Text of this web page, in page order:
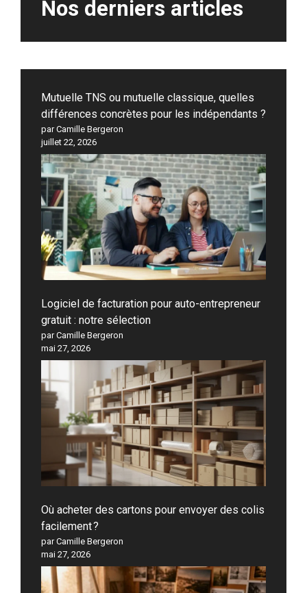
Nos derniers articles
Mutuelle TNS ou mutuelle classique, quelles
différences concrètes pour les indépendants ?
par Camille Bergeron
juillet 22, 2026
Logiciel de facturation pour auto-entrepreneur
gratuit : notre sélection
par Camille Bergeron
mai 27, 2026
Où acheter des cartons pour envoyer des colis
facilement ?
par Camille Bergeron
mai 27, 2026